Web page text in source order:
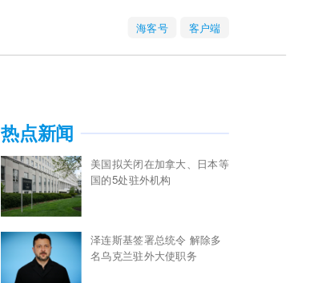
海客号 客户端
热点新闻
美国拟关闭在加拿大、日本等
国的5处驻外机构
泽连斯基签署总统令 解除多
名乌克兰驻外大使职务